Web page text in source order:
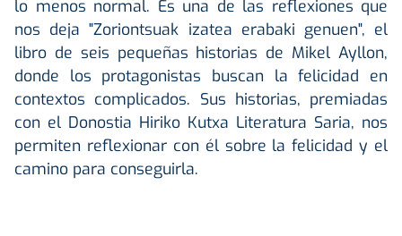
lo menos normal. Es una de las reflexiones que
nos deja "Zoriontsuak izatea erabaki genuen", el
libro de seis pequeñas historias de Mikel Ayllon,
donde los protagonistas buscan la felicidad en
contextos complicados. Sus historias, premiadas
con el Donostia Hiriko Kutxa Literatura Saria, nos
permiten reflexionar con él sobre la felicidad y el
camino para conseguirla.